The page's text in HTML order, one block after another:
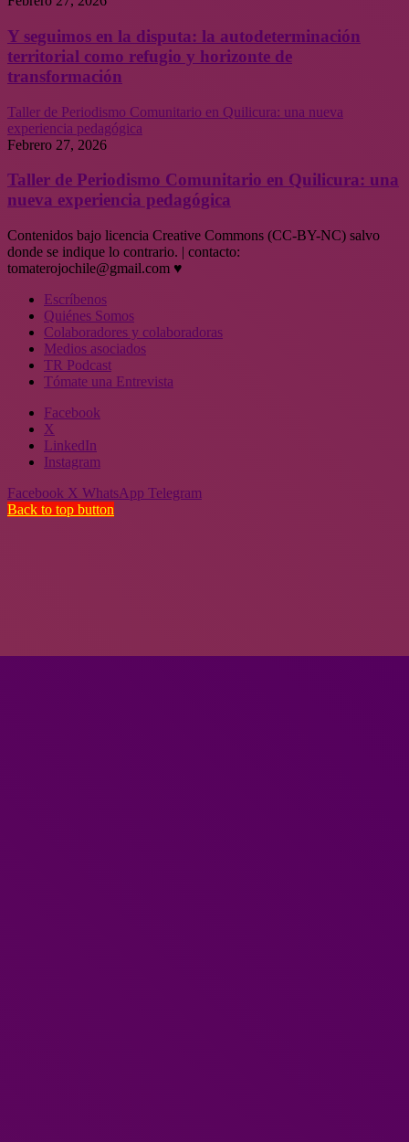
Y seguimos en la disputa: la autodeterminación
territorial como refugio y horizonte de
transformación
Taller de Periodismo Comunitario en Quilicura: una nueva
experiencia pedagógica
Febrero 27, 2026
Taller de Periodismo Comunitario en Quilicura: una
nueva experiencia pedagógica
Contenidos bajo licencia Creative Commons (CC-BY-NC) salvo
donde se indique lo contrario. | contacto:
tomaterojochile@gmail.com ♥
Escríbenos
Quiénes Somos
Colaboradores y colaboradoras
Medios asociados
TR Podcast
Tómate una Entrevista
Facebook
X
LinkedIn
Instagram
Facebook X WhatsApp Telegram
Back to top button